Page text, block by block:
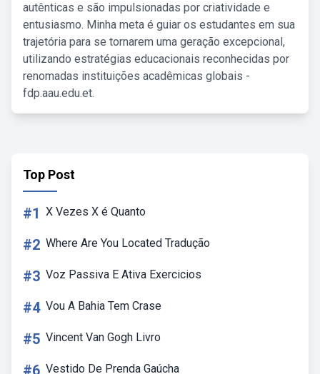
autênticas e são impulsionadas por criatividade e
entusiasmo. Minha meta é guiar os estudantes em sua
trajetória para se tornarem uma geração excepcional,
utilizando estratégias educacionais reconhecidas por
renomadas instituições acadêmicas globais -
fdp.aau.edu.et.
Top Post
#1 X Vezes X é Quanto
#2 Where Are You Located Tradução
#3 Voz Passiva E Ativa Exercicios
#4 Vou A Bahia Tem Crase
#5 Vincent Van Gogh Livro
#6 Vestido De Prenda Gaúcha